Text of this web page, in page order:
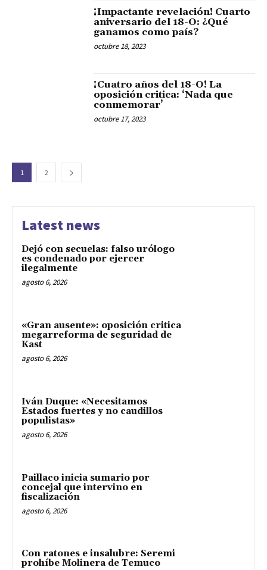
¡Impactante revelación! Cuarto
aniversario del 18-O: ¿Qué
ganamos como país?
octubre 18, 2023
¡Cuatro años del 18-O! La
oposición critica: ‘Nada que
conmemorar’
octubre 17, 2023
1 2
Latest news
Dejó con secuelas: falso urólogo
es condenado por ejercer
ilegalmente
agosto 6, 2026
«Gran ausente»: oposición critica
megarreforma de seguridad de
Kast
agosto 6, 2026
Iván Duque: «Necesitamos
Estados fuertes y no caudillos
populistas»
agosto 6, 2026
Paillaco inicia sumario por
concejal que intervino en
fiscalización
agosto 6, 2026
Con ratones e insalubre: Seremi
prohíbe Molinera de Temuco